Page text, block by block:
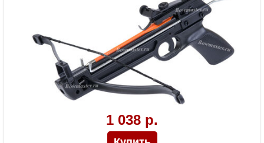
Развлечение
Пластиковая рукоять, Фиберглассовые
плечи,планка под прицел;ласточкин
хвост;
1 038 р.